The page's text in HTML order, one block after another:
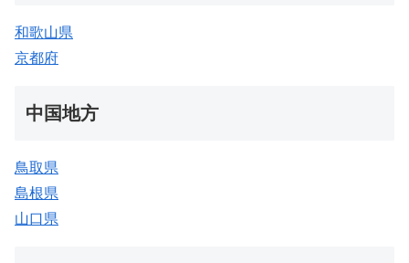
和歌山県
京都府
中国地方
鳥取県
島根県
山口県